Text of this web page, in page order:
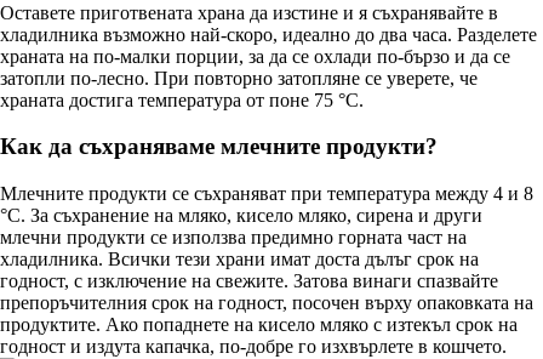
Оставете приготвената храна да изстине и я съхранявайте в
хладилника възможно най-скоро, идеално до два часа. Разделете
храната на по-малки порции, за да се охлади по-бързо и да се
затопли по-лесно. При повторно затопляне се уверете, че
храната достига температура от поне 75 °C.
Как да съхраняваме млечните продукти?
Млечните продукти се съхраняват при температура между 4 и 8
°C. За съхранение на мляко, кисело мляко, сирена и други
млечни продукти се използва предимно горната част на
хладилника. Всички тези храни имат доста дълъг срок на
годност, с изключение на свежите. Затова винаги спазвайте
препоръчителния срок на годност, посочен върху опаковката на
продуктите. Ако попаднете на кисело мляко с изтекъл срок на
годност и издута капачка, по-добре го изхвърлете в кошчето.